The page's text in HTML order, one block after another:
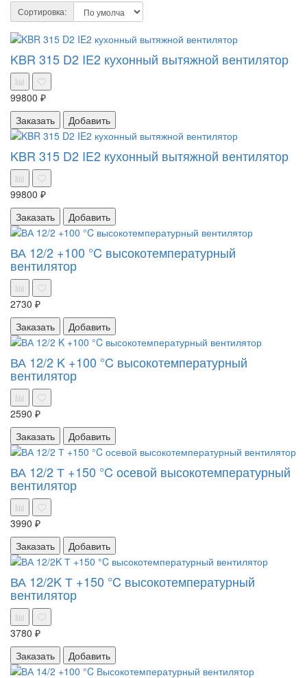
Сортировка:
KBR 315 D2 IE2 кухонный вытяжной вентилятор
99800 ₽
Заказать
Добавить
KBR 315 D2 IE2 кухонный вытяжной вентилятор
99800 ₽
Заказать
Добавить
ВА 12/2 +100 °C высокотемпературный
вентилятор
2730 ₽
Заказать
Добавить
ВА 12/2 K +100 °C высокотемпературный
вентилятор
2590 ₽
Заказать
Добавить
ВА 12/2 Т +150 °C осевой высокотемпературный
вентилятор
3990 ₽
Заказать
Добавить
ВА 12/2K Т +150 °C высокотемпературный
вентилятор
3780 ₽
Заказать
Добавить